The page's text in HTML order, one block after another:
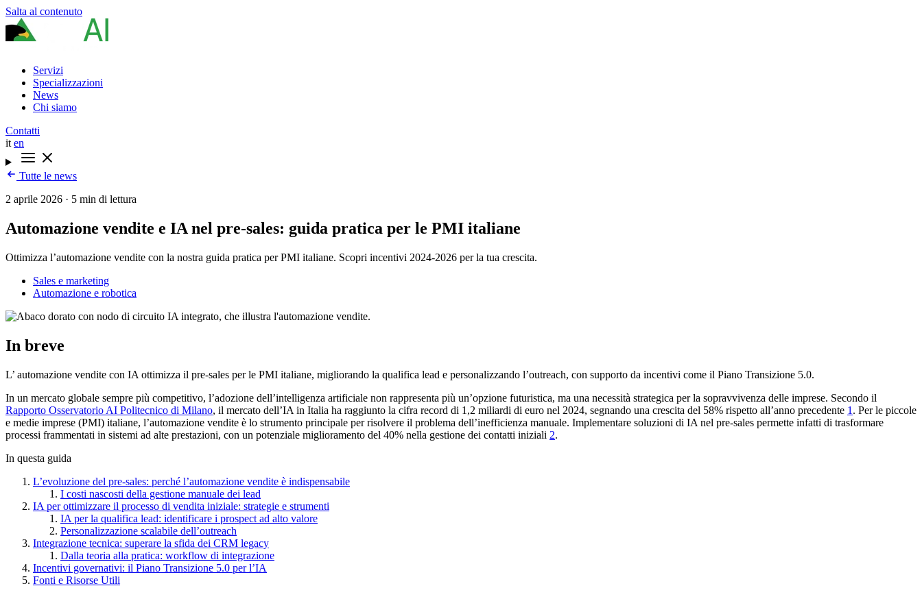
Salta al contenuto
Servizi
Specializzazioni
News
Chi siamo
Contatti
it en
Tutte le news
2 aprile 2026 · 5 min di lettura
Automazione vendite e IA nel pre-sales: guida pratica per le PMI italiane
Ottimizza l’automazione vendite con la nostra guida pratica per PMI italiane. Scopri incentivi 2024-2026 per la tua crescita.
Sales e marketing
Automazione e robotica
In breve
L’ automazione vendite con IA ottimizza il pre-sales per le PMI italiane, migliorando la qualifica lead e personalizzando l’outreach, con supporto da incentivi come il Piano Transizione 5.0.
In un mercato globale sempre più competitivo, l’adozione dell’intelligenza artificiale non rappresenta più un’opzione futuristica, ma una necessità strategica per la sopravvivenza delle imprese. Secondo il
Rapporto Osservatorio AI Politecnico di Milano, il mercato dell’IA in Italia ha raggiunto la cifra record di 1,2 miliardi di euro nel 2024, segnando una crescita del 58% rispetto all’anno precedente 1 . Per le piccole
e medie imprese (PMI) italiane, l’automazione vendite è lo strumento principale per risolvere il problema dell’inefficienza manuale. Implementare soluzioni di IA nel pre-sales permette infatti di trasformare
processi frammentati in sistemi ad alte prestazioni, con un potenziale miglioramento del 40% nella gestione dei contatti iniziali 2.
In questa guida
L’evoluzione del pre-sales: perché l’automazione vendite è indispensabile
I costi nascosti della gestione manuale dei lead
IA per ottimizzare il processo di vendita iniziale: strategie e strumenti
IA per la qualifica lead: identificare i prospect ad alto valore
Personalizzazione scalabile dell’outreach
Integrazione tecnica: superare la sfida dei CRM legacy
Dalla teoria alla pratica: workflow di integrazione
Incentivi governativi: il Piano Transizione 5.0 per l’IA
Fonti e Risorse Utili